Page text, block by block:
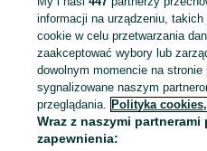
Zaloguj się / Załóż konto
informacji na urządzeniu,
cookie w celu przetwarzania
zaakceptować wybory lub
dowolnym momencie na
sygnalizowane naszym
przeglądania. Polityka cookies,
Wraz z naszymi
zapewnienia: